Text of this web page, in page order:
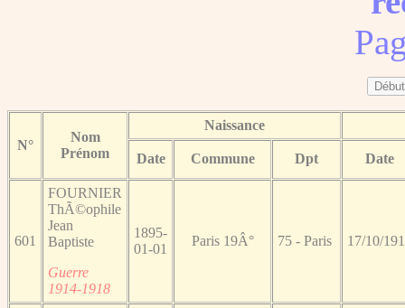
N°
Nom
Prénom
Naissance
Date Commune Dpt Date
601
FOURNIER
ThÃ©ophile
Jean
Baptiste
Guerre
1914-1918
1895-
01-01
Paris 19Â° 75 - Paris 17/10/